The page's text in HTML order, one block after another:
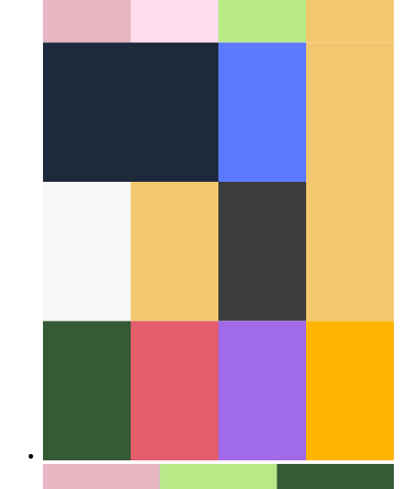
Alrededor de la Web